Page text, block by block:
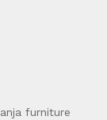
furniture